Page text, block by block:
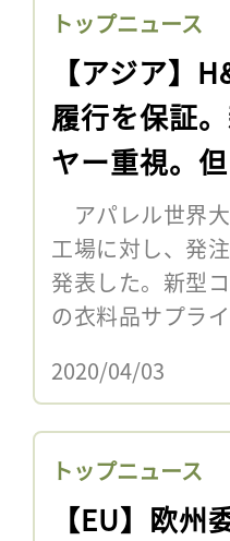
トップニュース
【アジア】
履行を保証
ヤー重視。
アパレル世界
工場に対し、発
発表した。新型
の衣料品サプラ
2020/04/03
トップニュース
【EU】欧